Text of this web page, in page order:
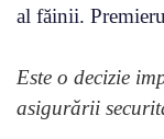
al făinii.
Este o decizie
asigurării